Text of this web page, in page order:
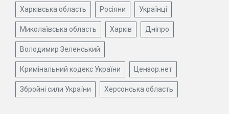
Харківська область Росіяни Українці
Миколаївська область Харків Дніпро
Володимир Зеленський
Кримінальний кодекс України Цензор.нет
Збройні сили України Херсонська область